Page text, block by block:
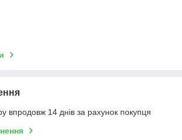
впродовж 14 днів за рахунок покупця